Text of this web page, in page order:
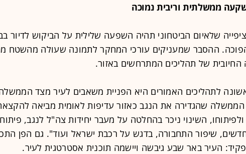
ממשלתית וריבית נמוכה
שלאיום הביטחוני תהיה השפעה שלילית על הביקוש לדיור
ההסבר שמעניקים עורכי המחקר לתמונה שעולה מהשטח
של תהליכים המתרחשים באזור.
לתהליכים האמורים היא הפניית משאבים לעיר מצד
שהגדירה את הנגב כאזור עדיפות לאומית מביאה
ולפיתוחו, השינוי ניכר בהחלטה על מעבר יחידות צה"ל לנגב, פיתוח
שיפור התחבורה, בדגש על רכבת ישראל ועוד". גם הפן
העיר באר שבע גיבשה ויישמה תוכנית אסטרטגית לעיר.